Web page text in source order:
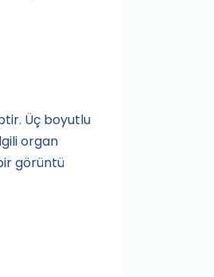
Üç boyutlu
organ
görüntü